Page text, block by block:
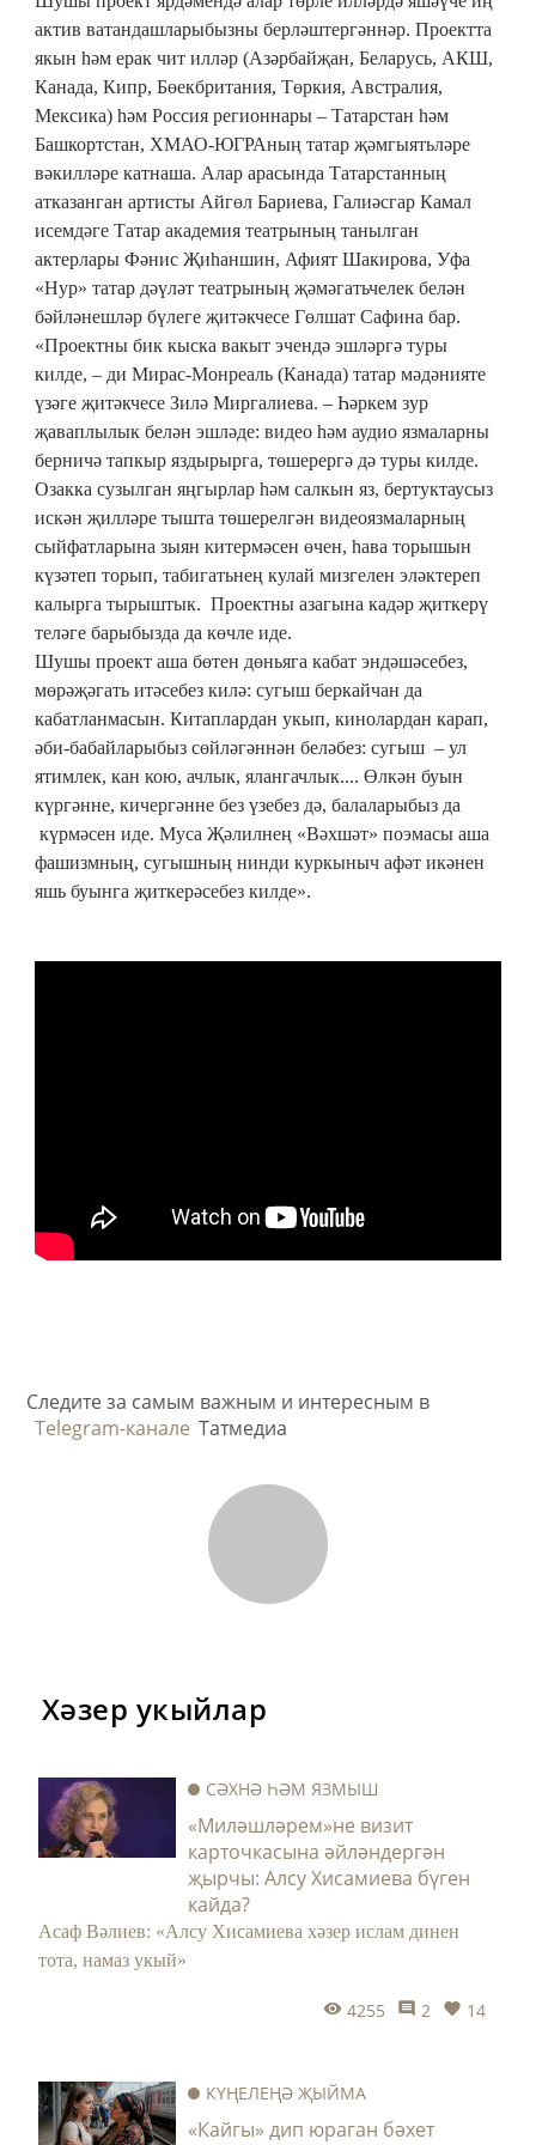
актив ватандашларыбызны берләштергәннәр. Проектта
якын һәм ерак чит илләр (Азәрбайҗан, Беларусь, АКШ,
Канада, Кипр, Бөекбритания, Төркия, Австралия,
Мексика) һәм Россия регионнары – Татарстан һәм
Башкортстан, ХМАО-ЮГРАның татар җәмгыятьләре
вәкилләре катнаша. Алар арасында Татарстанның
атказанган артисты Айгөл Бариева, Галиәсгар Камал
исемдәге Татар академия театрының танылган
актерлары Фәнис Җиһаншин, Афият Шакирова, Уфа
«Нур» татар дәүләт театрының җәмәгатьчелек белән
бәйләнешләр бүлеге җитәкчесе Гөлшат Сафина бар.
«Проектны бик кыска вакыт эчендә эшләргә туры
килде, – ди Мирас-Монреаль (Канада) татар мәдәнияте
үзәге җитәкчесе Зилә Миргалиева. – Һәркем зур
җаваплылык белән эшләде: видео һәм аудио язмаларны
берничә тапкыр яздырырга, төшерергә дә туры килде.
Озакка сузылган яңгырлар һәм салкын яз, бертуктаусыз
искән җилләре тышта төшерелгән видеоязмаларның
сыйфатларына зыян китермәсен өчен, һава торышын
күзәтеп торып, табигатьнең кулай мизгелен эләктереп
калырга тырыштык. Проектны азагына кадәр җиткерү
теләге барыбызда да көчле иде.
Шушы проект аша бөтен дөньяга кабат эндәшәсебез,
мөрәҗәгать итәсебез килә: сугыш беркайчан да
кабатланмасын. Китаплардан укып, кинолардан карап,
әби-бабайларыбыз сөйләгәннән беләбез: сугыш – ул
ятимлек, кан кою, ачлык, ялангачлык.... Өлкән буын
күргәнне, кичергәнне без үзебез дә, балаларыбыз да
күрмәсен иде. Муса Җәлилнең «Вәхшәт» поэмасы аша
фашизмның, сугышның нинди куркыныч афәт икәнен
яшь буынга җиткерәсебез килде».
Следите за самым важным и интересным в
Telegram-канале Татмедиа
Хәзер укыйлар
СӘХНӘ ҺӘМ ЯЗМЫШ
«Миләшләрем»не визит
карточкасына әйләндергән
җырчы: Алсу Хисамиева бүген
кайда?
Асаф Вәлиев: «Алсу Хисамиева хәзер ислам динен
тота, намаз укый»
4255 2 14
КҮҢЕЛЕҢӘ ҖЫЙМА
«Кайгы» дип юраган бәхет